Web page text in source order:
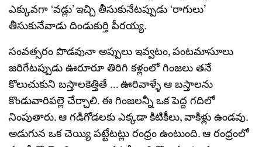
ఎక్కువగా ‘వడ్లు’ ఇచ్చి తీసుకునేటప్పుడు ‘రాగులు’
తీసుకునేవాడు దిండుకుర్తి పీరయ్య.
సంవత్సరం పొడవునా అప్పులు ఇవ్వటం, పంటమాసూలు
జరిగేటప్పుడు ఊరూరూ తిరిగి కళ్లంలో గింజలు తనే
కొలుచుకుని బస్తాలకెత్తితే … ఊరివాళ్ళే ఆ బస్తాలను
కొండువారిపల్లె చేర్చాలి. ఈ గింజలన్నీ ఒక పెద్ద గదిలో
నింపుతారు. ఆ గడిగోడలకు ఎక్కడా కిటికీలు, వాకిళ్లు ఉండవు.
అడుగున ఒక చెయ్యి పట్టేటట్లు రంధ్రం ఉంటుంది. ఆ రంధ్రంలో